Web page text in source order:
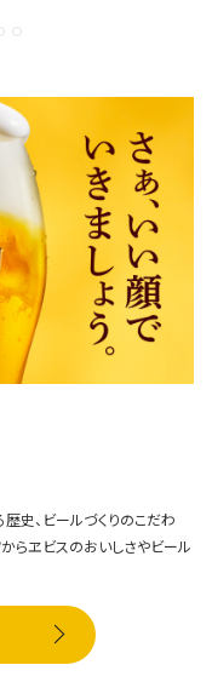
史、ビールづくりのこだわ
らヱビスのおいしさやビール